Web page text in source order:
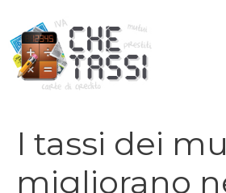
contenuto
I tassi dei
migliorano